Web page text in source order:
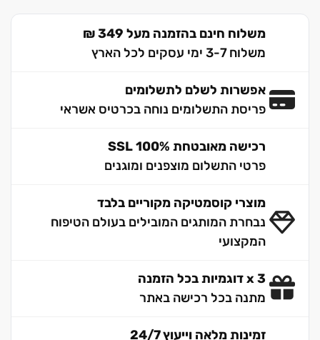
משלוח חינם בהזמנה מעל 349 ₪
משלוח 3-7 ימי עסקים לכל הארץ
אפשרות לשלם לתשלומים
פריסת התשלומים נוחה בכרטיס אשראי
רכישה מאובטחת 100% SSL
פרטי התשלום מוצפנים ומוגנים
מוצרי קוסמטיקה מקוריים בלבד
נבחרת המותגים המובילים בעולם הטיפוח
המקצועי
3 x דוגמיות בכל הזמנה
מתנה בכל רכישה באתר
זמינות מלאה וייעוץ 24/7